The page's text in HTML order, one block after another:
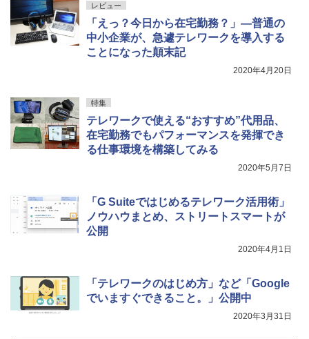
レビュー
「えっ？今日から在宅勤務？」―普通の
中小企業が、急遽テレワークを導入する
ことになった顛末記
2020年4月20日
特集
テレワークで使える“おすすめ”代用品、
在宅勤務でもパフォーマンスを発揮でき
る仕事環境を構築してみる
2020年5月7日
「G Suiteではじめるテレワーク活用術」
ノウハウまとめ、ストリートスマートが
公開
2020年4月1日
「テレワークのはじめ方」など「Google
でいますぐできること。」公開中
2020年3月31日